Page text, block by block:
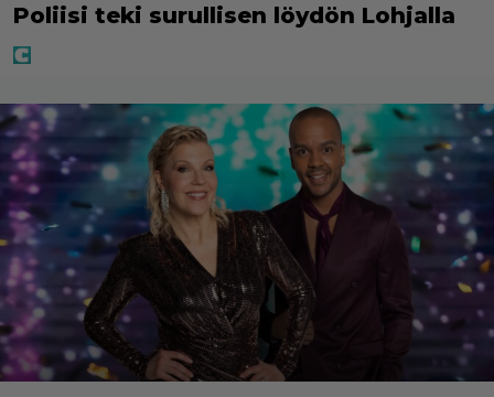
Poliisi teki surullisen löydön Lohjalla